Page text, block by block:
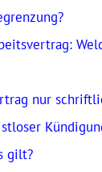
nur
gilt?